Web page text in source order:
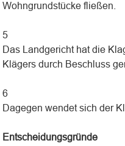
Wohngrundstücke fließen.
5
Das Landgericht hat die
Klägers durch Beschluss
6
Dagegen wendet sich der
Entscheidungsgründe